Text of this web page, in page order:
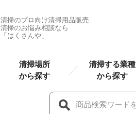
清掃のプロ向け清掃用品販売
清掃のお悩み相談なら
「はくさんや」
清掃場所
から探す
清掃する業種
から探す